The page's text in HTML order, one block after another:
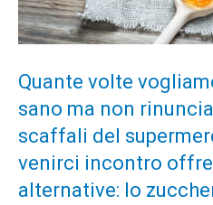
Quante volte
sano ma non
scaffali del
venirci incontro
alternative: lo